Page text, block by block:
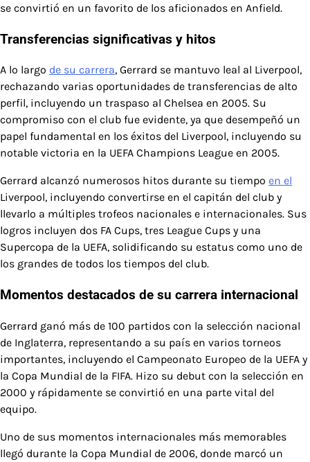
se convirtió en un favorito de los aficionados en Anfield.
Transferencias significativas y hitos
A lo largo de su carrera, Gerrard se mantuvo leal al Liverpool,
rechazando varias oportunidades de transferencias de alto
perfil, incluyendo un traspaso al Chelsea en 2005. Su
compromiso con el club fue evidente, ya que desempeñó un
papel fundamental en los éxitos del Liverpool, incluyendo su
notable victoria en la UEFA Champions League en 2005.
Gerrard alcanzó numerosos hitos durante su tiempo en el
Liverpool, incluyendo convertirse en el capitán del club y
llevarlo a múltiples trofeos nacionales e internacionales. Sus
logros incluyen dos FA Cups, tres League Cups y una
Supercopa de la UEFA, solidificando su estatus como uno de
los grandes de todos los tiempos del club.
Momentos destacados de su carrera internacional
Gerrard ganó más de 100 partidos con la selección nacional
de Inglaterra, representando a su país en varios torneos
importantes, incluyendo el Campeonato Europeo de la UEFA y
la Copa Mundial de la FIFA. Hizo su debut con la selección en
2000 y rápidamente se convirtió en una parte vital del
equipo.
Uno de sus momentos internacionales más memorables
llegó durante la Copa Mundial de 2006, donde marcó un